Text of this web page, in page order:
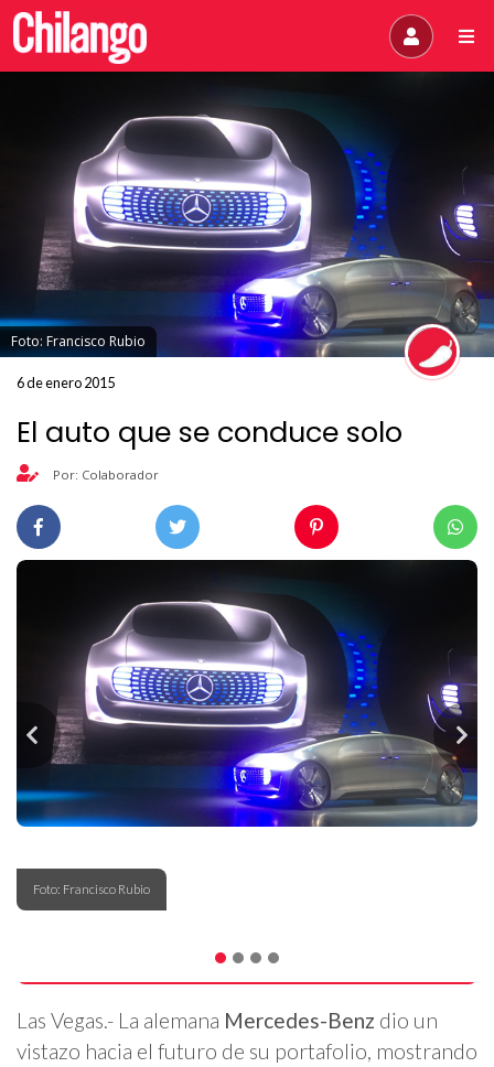
Foto: Francisco Rubio
6 de enero 2015
El auto que se conduce solo
Por: Colaborador
Foto: Francisco Rubio
Las Vegas.- La alemana Mercedes-Benz dio un
vistazo hacia el futuro de su portafolio, mostrando